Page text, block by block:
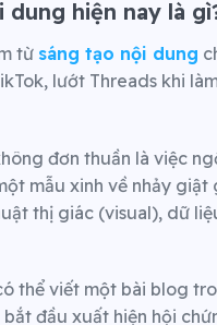
dung hiện nay là
từ sáng tạo nội dung
lướt Threads khi
đơn thuần là việc
mẫu xinh về nhảy giật
thị giác (visual), dữ
thể viết một bài blog
đầu xuất hiện hội